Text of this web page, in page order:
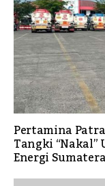
Pertamina
Tangki
Energi